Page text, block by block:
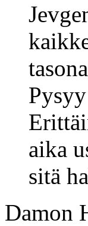
aika
sitä
Damon